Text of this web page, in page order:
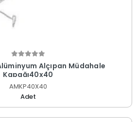
Alçıpan Müdahale
Kapağı40x40
AMKP40X40
Adet